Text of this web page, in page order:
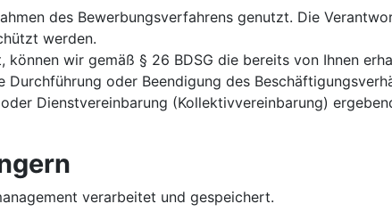
des Bewerbungsverfahrens genutzt. Die
werden.
wir gemäß § 26 BDSG die bereits von Ihnen
oder Beendigung des
Dienstvereinbarung (Kollektivvereinbarung)
verarbeitet und gespeichert.